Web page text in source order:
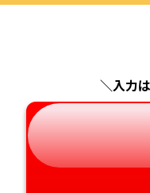
＼入力